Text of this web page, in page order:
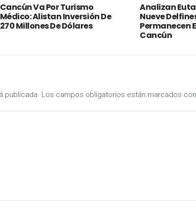
Cancún Va Por Turismo
Médico: Alistan Inversión De
270 Millones De Dólares
Analizan
Nueve
Permanecen
Cancún
publicada. Los campos obligatorios están marcados con